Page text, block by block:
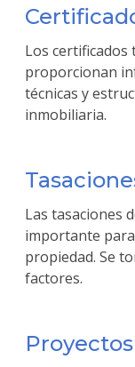
Los certificados
proporcionan
técnicas y
inmobiliaria.
Las tasaciones
importante
propiedad. Se
factores.